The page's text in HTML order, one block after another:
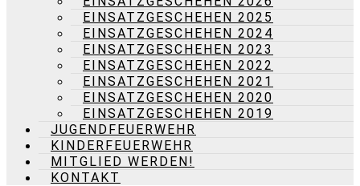
EINSATZGESCHEHEN 2025
EINSATZGESCHEHEN 2024
EINSATZGESCHEHEN 2023
EINSATZGESCHEHEN 2022
EINSATZGESCHEHEN 2021
EINSATZGESCHEHEN 2020
EINSATZGESCHEHEN 2019
JUGENDFEUERWEHR
KINDERFEUERWEHR
MITGLIED WERDEN!
KONTAKT